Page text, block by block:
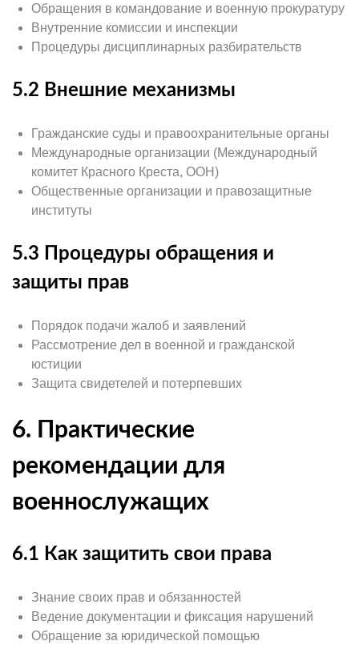
Обращения в командование и военную прокуратуру
Внутренние комиссии и инспекции
Процедуры дисциплинарных разбирательств
5.2 Внешние механизмы
Гражданские суды и правоохранительные органы
Международные организации (Международный
комитет Красного Креста, ООН)
Общественные организации и правозащитные
институты
5.3 Процедуры обращения и
защиты прав
Порядок подачи жалоб и заявлений
Рассмотрение дел в военной и гражданской
юстиции
Защита свидетелей и потерпевших
6. Практические
рекомендации для
военнослужащих
6.1 Как защитить свои права
Знание своих прав и обязанностей
Ведение документации и фиксация нарушений
Обращение за юридической помощью